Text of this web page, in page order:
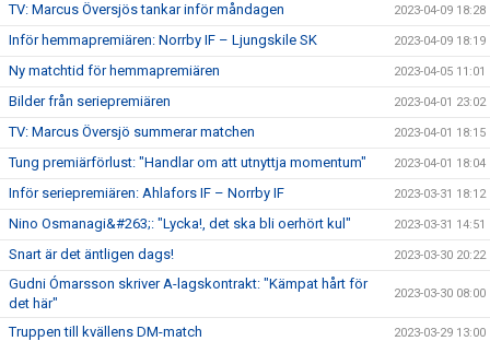
TV: Marcus Översjös tankar inför måndagen 2023-04-09 18:28
Inför hemmapremiären: Norrby IF – Ljungskile SK 2023-04-09 18:19
Ny matchtid för hemmapremiären 2023-04-05 11:01
Bilder från seriepremiären 2023-04-01 23:02
TV: Marcus Översjö summerar matchen 2023-04-01 18:15
Tung premiärförlust: "Handlar om att utnyttja momentum" 2023-04-01 18:04
Inför seriepremiären: Ahlafors IF – Norrby IF 2023-03-31 18:12
Nino Osmanagi&#263;: "Lycka!, det ska bli oerhört kul" 2023-03-31 14:51
Snart är det äntligen dags! 2023-03-30 20:22
Gudni Ómarsson skriver A-lagskontrakt: "Kämpat hårt för
det här"
2023-03-30 08:00
Truppen till kvällens DM-match 2023-03-29 13:00